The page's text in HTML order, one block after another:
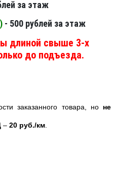
за этаж
- 500 рублей за этаж
длиной свыше 3-х
до подъезда.
заказанного товара, но не
– 20 руб./км